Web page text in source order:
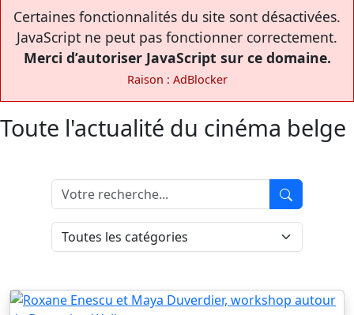
Certaines fonctionnalités du site sont désactivées.
JavaScript ne peut pas fonctionner correctement.
Merci d’autoriser JavaScript sur ce domaine.
Raison : AdBlocker
Toute l'actualité du cinéma belge